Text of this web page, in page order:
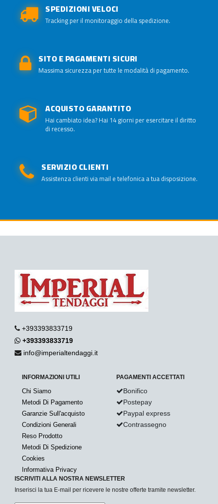
SPEDIZIONI VELOCI
Tracking per il monitoraggio della spedizione.
SITO E PAGAMENTI SICURI
Massima sicurezza per tutte le modalità di pagamento.
ACQUISTO GARANTITO
Hai cambiato idea? Hai 14 giorni per esercitare il diritto
di recesso.
SERVIZIO CLIENTI
Assistenza clienti via mail e telefonica a tua disposizione.
+393393833719
+393393833719
info@imperialtendaggi.it
INFORMAZIONI UTILI
Chi Siamo
Metodi Di Pagamento
Garanzie Sull'acquisto
Condizioni Generali
Reso Prodotto
Metodi Di Spedizione
Cookies
Informativa Privacy
PAGAMENTI ACCETTATI
Bonifico
Postepay
Paypal express
Contrassegno
ISCRIVITI ALLA NOSTRA NEWSLETTER
Inserisci la tua E-mail per ricevere le nostre offerte tramite newsletter.